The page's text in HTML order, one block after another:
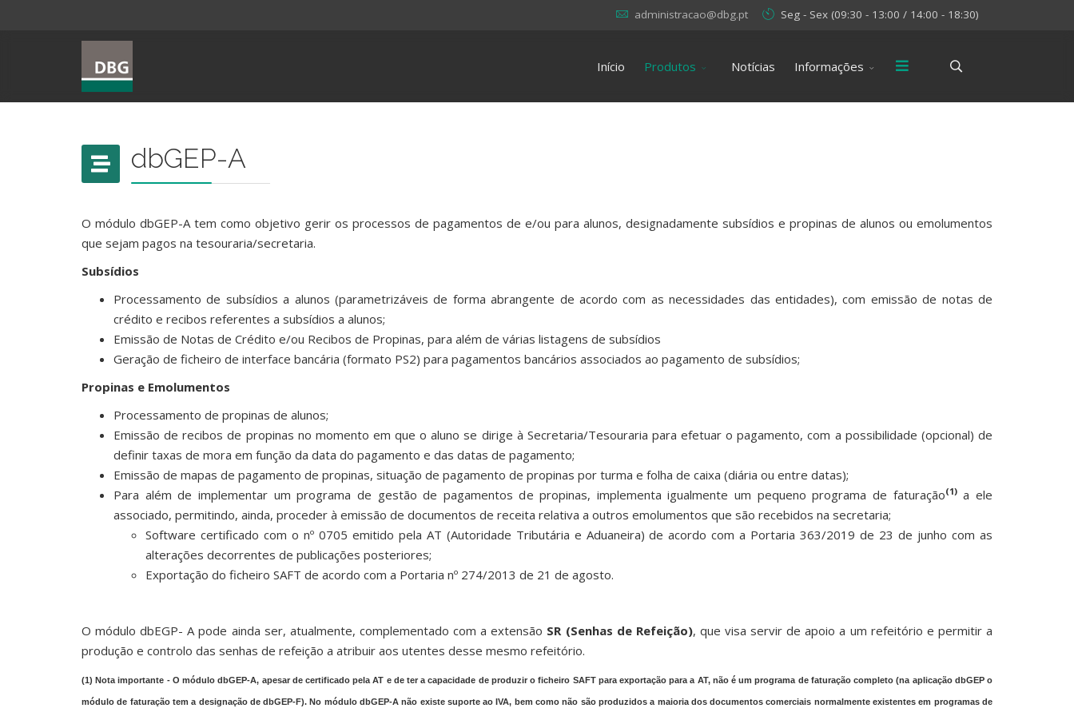
administracao@dbg.pt Seg - Sex (09:30 - 13:00 / 14:00 - 18:30)
Início Produtos Notícias Informações
dbGEP-A
O módulo dbGEP-A tem como objetivo gerir os processos de pagamentos de e/ou para alunos, designadamente subsídios e propinas de alunos ou emolumentos
que sejam pagos na tesouraria/secretaria.
Subsídios
Processamento de subsídios a alunos (parametrizáveis de forma abrangente de acordo com as necessidades das entidades), com emissão de notas de
crédito e recibos referentes a subsídios a alunos;
Emissão de Notas de Crédito e/ou Recibos de Propinas, para além de várias listagens de subsídios
Geração de ficheiro de interface bancária (formato PS2) para pagamentos bancários associados ao pagamento de subsídios;
Propinas e Emolumentos
Processamento de propinas de alunos;
Emissão de recibos de propinas no momento em que o aluno se dirige à Secretaria/Tesouraria para efetuar o pagamento, com a possibilidade (opcional) de
definir taxas de mora em função da data do pagamento e das datas de pagamento;
Emissão de mapas de pagamento de propinas, situação de pagamento de propinas por turma e folha de caixa (diária ou entre datas);
Para além de implementar um programa de gestão de pagamentos de propinas, implementa igualmente um pequeno programa de faturação(1)a ele
associado, permitindo, ainda, proceder à emissão de documentos de receita relativa a outros emolumentos que são recebidos na secretaria;
Software certificado com o nº 0705 emitido pela AT (Autoridade Tributária e Aduaneira) de acordo com a Portaria 363/2019 de 23 de junho com as
alterações decorrentes de publicações posteriores;
Exportação do ficheiro SAFT de acordo com a Portaria nº 274/2013 de 21 de agosto.
O módulo dbEGP- A pode ainda ser, atualmente, complementado com a extensão SR (Senhas de Refeição), que visa servir de apoio a um refeitório e permitir a
produção e controlo das senhas de refeição a atribuir aos utentes desse mesmo refeitório.
(1) Nota importante - O módulo dbGEP-A, apesar de certificado pela AT e de ter a capacidade de produzir o ficheiro SAFT para exportação para a AT, não é um programa de faturação completo (na aplicação dbGEP o
módulo de faturação tem a designação de dbGEP‑F). No módulo dbGEP-A não existe suporte ao IVA, bem como não são produzidos a maioria dos documentos comerciais normalmente existentes em programas de